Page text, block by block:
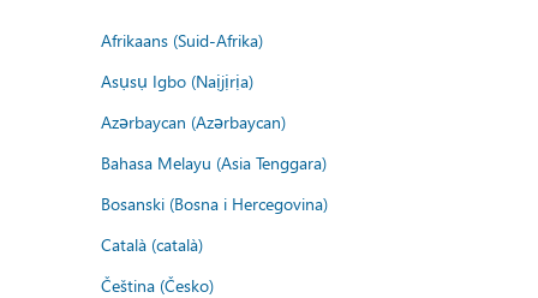
Afrikaans (Suid-Afrika)
Asụsụ Igbo (Naịjịrịa)
Azərbaycan (Azərbaycan)
Bahasa Melayu (Asia Tenggara)
Bosanski (Bosna i Hercegovina)
Català (català)
Čeština (Česko)